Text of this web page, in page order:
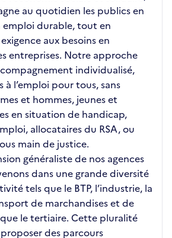
au quotidien les publics en
emploi durable, tout en
aux besoins en
entreprises. Notre approche
individualisé,
à l’emploi pour tous, sans
et hommes, jeunes et
en situation de handicap,
allocataires du RSA, ou
main de justice.
généraliste de nos agences
dans une grande diversité
tels que le BTP, l’industrie, la
de marchandises et de
le tertiaire. Cette pluralité
des parcours